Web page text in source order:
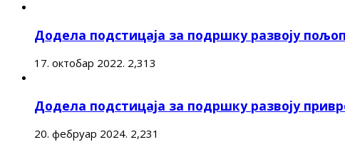
Додела подстицаја за подршку развоју
17. октобар 2022. 2,313
Додела подстицаја за подршку развоју
20. фебруар 2024. 2,231